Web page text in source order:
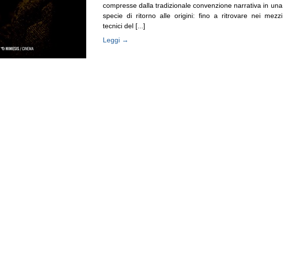
compresse dalla tradizionale convenzione narrativa in una
specie di ritorno alle origini: fino a ritrovare nei mezzi
tecnici del [...]
Leggi →